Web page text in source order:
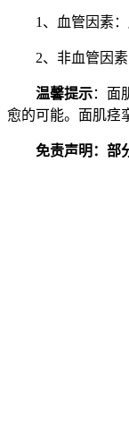
1、血管因素：脸
2、非血管因素
温馨提示：面
愈的可能。面肌痉
免责声明：部分